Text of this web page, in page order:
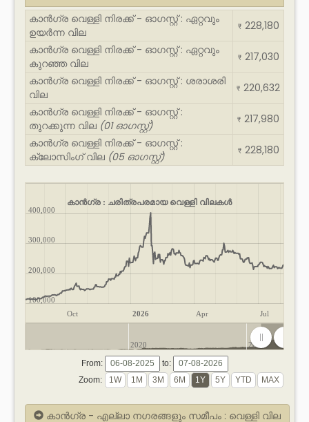
കാൻഗ്ര വെള്ളി നിരക്ക് - ഓഗസ്റ്റ് : ഏറ്റവും
ഉയർന്ന വില
₹ 228,180
കാൻഗ്ര വെള്ളി നിരക്ക് - ഓഗസ്റ്റ് : ഏറ്റവും
കുറഞ്ഞ വില
₹ 217,030
കാൻഗ്ര വെള്ളി നിരക്ക് - ഓഗസ്റ്റ് : ശരാശരി
വില
₹ 220,632
കാൻഗ്ര വെള്ളി നിരക്ക് - ഓഗസ്റ്റ് :
തുറക്കുന്ന വില (01 ഓഗസ്റ്റ്) ₹ 217,980
കാൻഗ്ര വെള്ളി നിരക്ക് - ഓഗസ്റ്റ് :
ക്ലോസിംഗ് വില (05 ഓഗസ്റ്റ്) ₹ 228,180
കാൻഗ്ര : ചരിത്രപരമായ വെള്ളി വിലകൾ
Oct 2026 Apr Jul
100,000
200,000
300,000
400,000
2020 2025
From:
to:
Zoom:
കാൻഗ്ര - എല്ലാ നഗരങ്ങളും സമീപം : വെള്ളി വില